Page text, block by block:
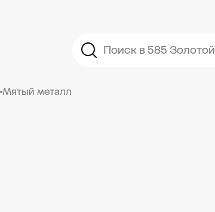
Поиск в 585 Золотой
Мятый металл